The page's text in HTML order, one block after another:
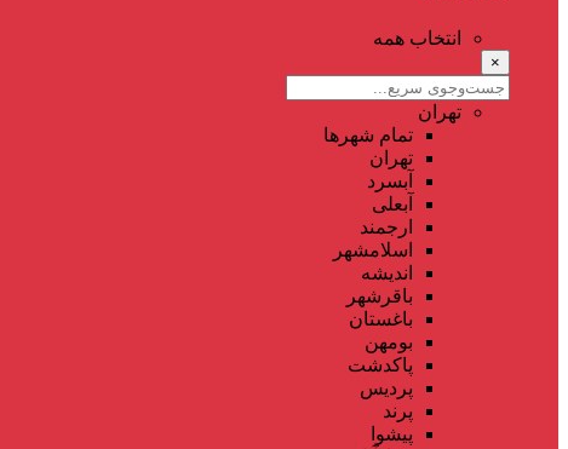
انتخاب همه
×
تهران
تمام شهر‌ها
تهران
آبسرد
آبعلی
ارجمند
اسلامشهر
اندیشه
باقرشهر
باغستان
بومهن
پاکدشت
پردیس
پرند
پیشوا